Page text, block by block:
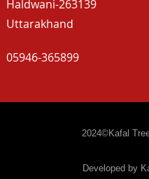
Haldwani-263139
Uttarakhand
05946-365899
2024©Kafal
Developed by